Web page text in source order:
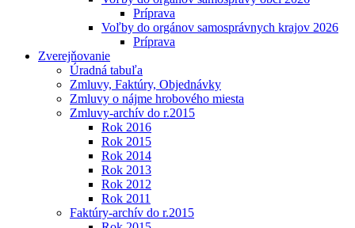
Príprava
Voľby do orgánov samosprávnych krajov 2026
Príprava
Zverejňovanie
Úradná tabuľa
Zmluvy, Faktúry, Objednávky
Zmluvy o nájme hrobového miesta
Zmluvy-archív do r.2015
Rok 2016
Rok 2015
Rok 2014
Rok 2013
Rok 2012
Rok 2011
Faktúry-archív do r.2015